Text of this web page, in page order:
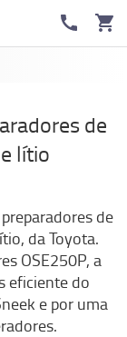
de
lítio
de
da Toyota.
OSE250P, a
eficiente do
e por uma